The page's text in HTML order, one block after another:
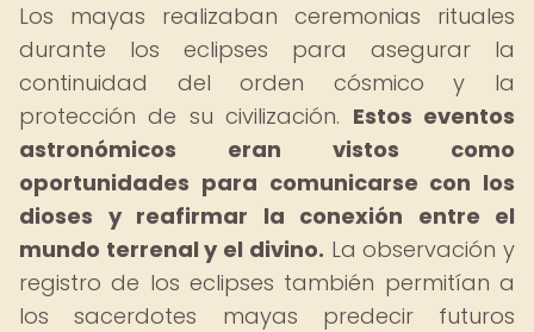
Los mayas realizaban ceremonias rituales
durante los eclipses para asegurar la
continuidad del orden cósmico y la
protección de su civilización. Estos eventos
astronómicos eran vistos como
oportunidades para comunicarse con los
dioses y reafirmar la conexión entre el
mundo terrenal y el divino. La observación y
registro de los eclipses también permitían a
los sacerdotes mayas predecir futuros